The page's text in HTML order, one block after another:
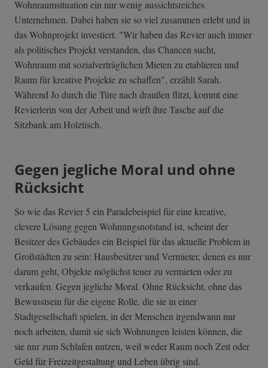
Wohnraumsituation ein nur wenig aussichtsreiches
Unternehmen. Dabei haben sie so viel zusammen erlebt und in
das Wohnprojekt investiert. "Wir haben das Revier auch immer
als politisches Projekt verstanden, das Chancen sucht,
Wohnraum mit sozialverträglichen Mieten zu etablieren und
Raum für kreative Projekte zu schaffen", erzählt Sarah.
Während Jo durch die Türe nach draußen flitzt, kommt eine
Revierlerin von der Arbeit und wirft ihre Tasche auf die
Sitzbank am Holztisch.
Gegen jegliche Moral und ohne
Rücksicht
So wie das Revier 5 ein Paradebeispiel für eine kreative,
clevere Lösung gegen Wohnungsnotstand ist, scheint der
Besitzer des Gebäudes ein Beispiel für das aktuelle Problem in
Großstädten zu sein: Hausbesitzer und Vermieter, denen es nur
darum geht, Objekte möglichst teuer zu vermieten oder zu
verkaufen. Gegen jegliche Moral. Ohne Rücksicht, ohne das
Bewusstsein für die eigene Rolle, die sie in einer
Stadtgesellschaft spielen, in der Menschen irgendwann nur
noch arbeiten, damit sie sich Wohnungen leisten können, die
sie nur zum Schlafen nutzen, weil weder Raum noch Zeit oder
Geld für Freizeitgestaltung und Leben übrig sind.